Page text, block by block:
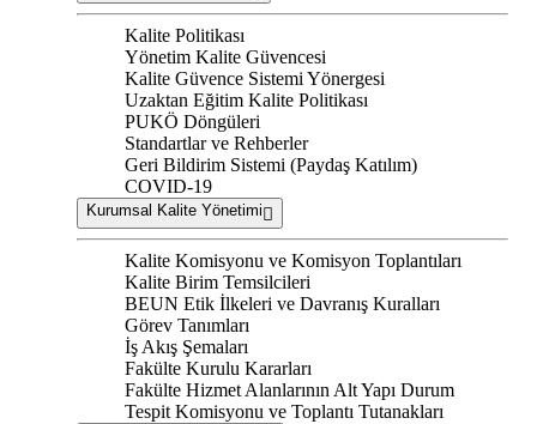
Kalite Politikası
Yönetim Kalite Güvencesi
Kalite Güvence Sistemi Yönergesi
Uzaktan Eğitim Kalite Politikası
PUKÖ Döngüleri
Standartlar ve Rehberler
Geri Bildirim Sistemi (Paydaş Katılım)
COVID-19
Kurumsal Kalite Yönetimi
Kalite Komisyonu ve Komisyon Toplantıları
Kalite Birim Temsilcileri
BEUN Etik İlkeleri ve Davranış Kuralları
Görev Tanımları
İş Akış Şemaları
Fakülte Kurulu Kararları
Fakülte Hizmet Alanlarının Alt Yapı Durum
Tespit Komisyonu ve Toplantı Tutanakları